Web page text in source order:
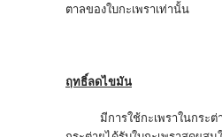
ตาลของใบกะเพราเท่านั้น
ฤทธิ์ลดไขมัน
มีการใช้กะเพราในกระต่า